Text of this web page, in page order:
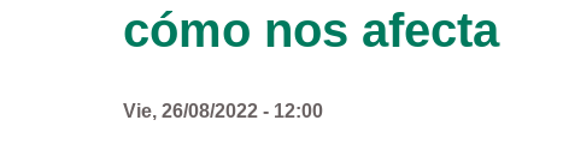
cómo nos afecta
Vie, 26/08/2022 - 12:00